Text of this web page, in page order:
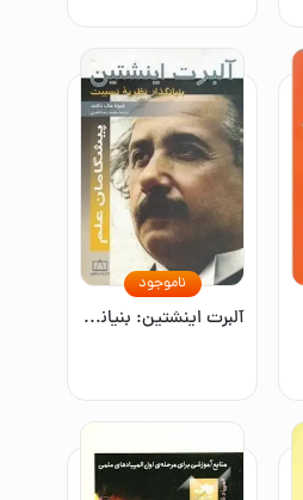
آلبرت اینشتین: بنیانگذار نظریه نسبیت
ناموجود